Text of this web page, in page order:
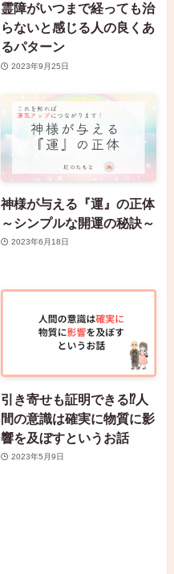
霊障がいつまで経っても治
らないと感じる人の良くあ
るパターン
2023年9月25日
神様が与える『運』の正体
～シンプルな開運の秘訣～
2023年6月18日
引き寄せも証明できる⁉人
間の意識は確実に物質に影
響を及ぼすというお話
2023年5月9日